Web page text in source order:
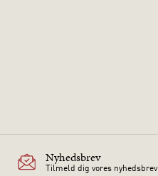
Nyhedsbrev
Tilmeld dig vores nyhedsbrev